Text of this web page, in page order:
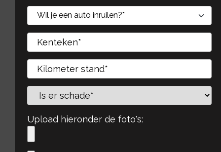
Upload hieronder de foto's: